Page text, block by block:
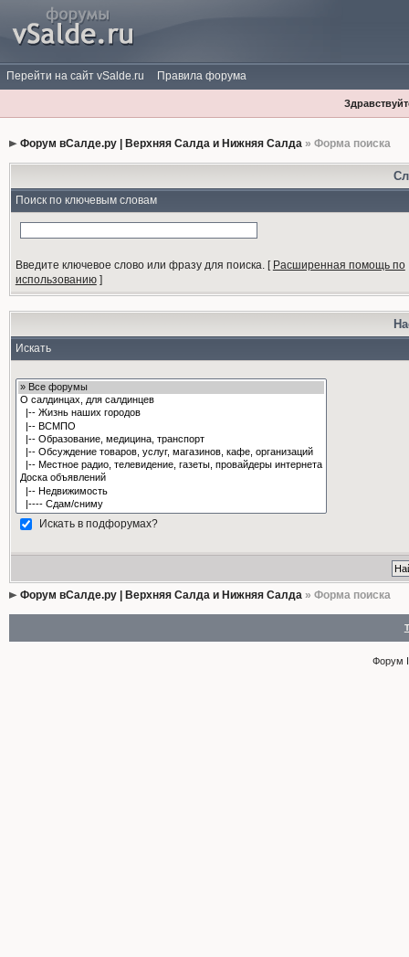
Перейти на сайт vSalde.ru Правила форума
Форум вСалде.ру | Верхняя Салда и Нижняя Салда» Форма поиска
Поиск по ключевым словам
Введите ключевое слово или фразу для поиска.[ Расширенная помощь по
использованию]
Искать
Искать в подфорумах?
Форум вСалде.ру | Верхняя Салда и Нижняя Салда» Форма поиска
Форум